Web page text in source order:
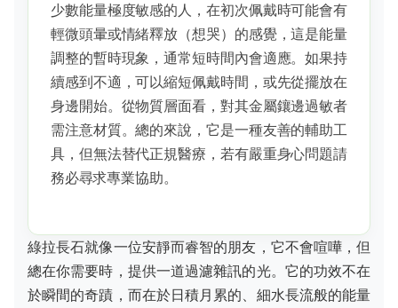
少數能量極度敏感的人，在初次佩戴時可能會有
輕微頭暈或情緒釋放（想哭）的感覺，這是能量
調整的暫時現象，通常短時間內會適應。如果持
續感到不適，可以縮短佩戴時間，或先從擺放在
身邊開始。從物質層面看，對其金屬鑲邊過敏者
需注意材質。總的來說，它是一種友善的輔助工
具，但無法替代正規醫療，若有嚴重身心問題請
務必尋求專業協助。
綠拉長石就像一位安靜而睿智的朋友，它不會喧嘩，但
總在你需要時，提供一道過濾雜訊的光。它的功效不在
於瞬間的奇蹟，而在於日積月累的、細水長流般的能量